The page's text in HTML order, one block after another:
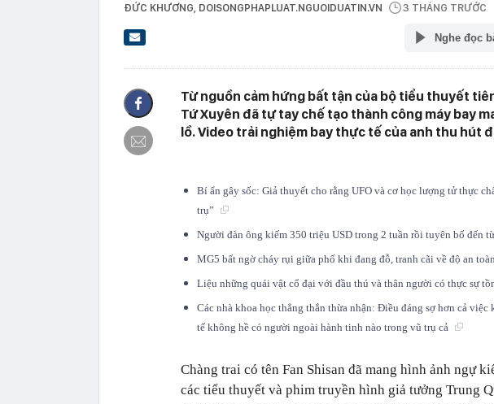
ĐỨC KHƯƠNG , DOISONGPHAPLUAT.NGUOIDUATIN.VN 3 THÁNG TRƯỚC
Nghe đọc
Từ nguồn cảm hứng bất tận của bộ tiểu thuyết
Tứ Xuyên đã tự tay chế tạo thành công máy bay
lồ. Video trải nghiệm bay thực tế của anh thu hút
Bí ẩn gây sốc: Giả thuyết cho rằng UFO và cơ học lượng tử thực
trụ”
Người đàn ông kiếm 350 triệu USD trong 2 tuần rồi tuyên bố đến
MG5 bất ngờ cháy rụi giữa phố khi đang đỗ, tranh cãi về độ an
Liệu những quái vật cổ đại với đầu thú và thân người có thực sự
Các nhà khoa học thẳng thắn thừa nhận: Điều đáng sợ hơn cả
tế không hề có người ngoài hành tinh nào trong vũ trụ cả
Chàng trai có tên Fan Shisan đã mang hình ảnh ngự
các tiểu thuyết và phim truyền hình giả tưởng Trung